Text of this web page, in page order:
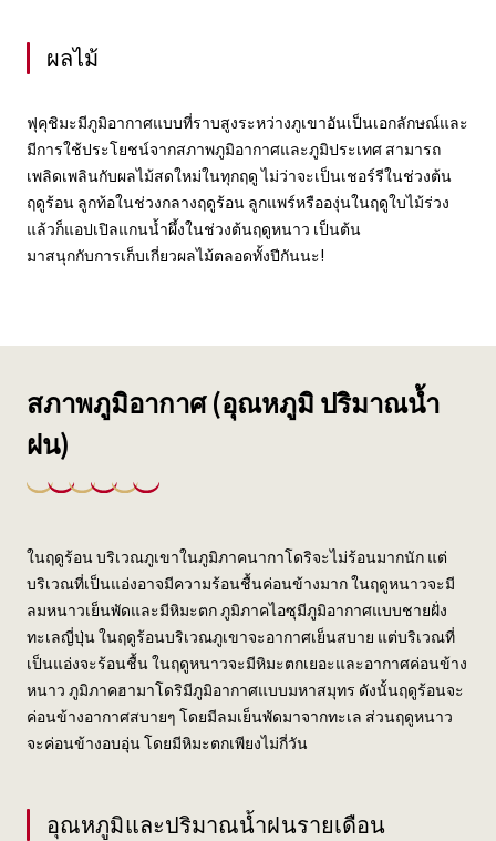
ผลไม้
ฟุคุชิมะมีภูมิอากาศแบบที่ราบสูงระหว่างภูเขาอันเป็นเอกลักษณ์และ
มีการใช้ประโยชน์จากสภาพภูมิอากาศและภูมิประเทศ สามารถ
เพลิดเพลินกับผลไม้สดใหม่ในทุกฤดู ไม่ว่าจะเป็นเชอร์รีในช่วงต้น
ฤดูร้อน ลูกท้อในช่วงกลางฤดูร้อน ลูกแพร์หรือองุ่นในฤดูใบไม้ร่วง
แล้วก็แอปเปิลแกนน้ำผึ้งในช่วงต้นฤดูหนาว เป็นต้น
มาสนุกกับการเก็บเกี่ยวผลไม้ตลอดทั้งปีกันนะ!
สภาพภูมิอากาศ (อุณหภูมิ ปริมาณน้ำ
ฝน)
ในฤดูร้อน บริเวณภูเขาในภูมิภาคนากาโดริจะไม่ร้อนมากนัก แต่
บริเวณที่เป็นแอ่งอาจมีความร้อนชื้นค่อนข้างมาก ในฤดูหนาวจะมี
ลมหนาวเย็นพัดและมีหิมะตก ภูมิภาคไอซุมีภูมิอากาศแบบชายฝั่ง
ทะเลญี่ปุ่น ในฤดูร้อนบริเวณภูเขาจะอากาศเย็นสบาย แต่บริเวณที่
เป็นแอ่งจะร้อนชื้น ในฤดูหนาวจะมีหิมะตกเยอะและอากาศค่อนข้าง
หนาว ภูมิภาคฮามาโดริมีภูมิอากาศแบบมหาสมุทร ดังนั้นฤดูร้อนจะ
ค่อนข้างอากาศสบายๆ โดยมีลมเย็นพัดมาจากทะเล ส่วนฤดูหนาว
จะค่อนข้างอบอุ่น โดยมีหิมะตกเพียงไม่กี่วัน
อุณหภูมิและปริมาณน้ำฝนรายเดือน